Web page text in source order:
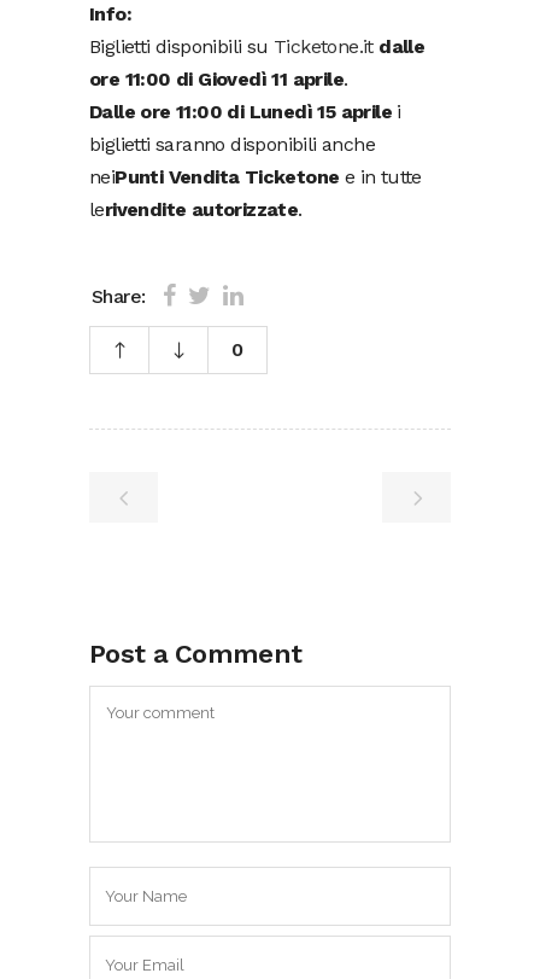
Info:
Biglietti disponibili su Ticketone.it dalle
ore 11:00 di Giovedì 11 aprile.
Dalle ore 11:00 di Lunedì 15 aprile i
biglietti saranno disponibili anche
neiPunti Vendita Ticketone e in tutte
lerivendite autorizzate.
Share:
0
Post a Comment